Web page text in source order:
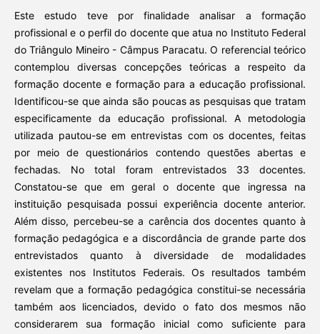
Este estudo teve por finalidade analisar a formação
profissional e o perfil do docente que atua no Instituto Federal
do Triângulo Mineiro - Câmpus Paracatu. O referencial teórico
contemplou diversas concepções teóricas a respeito da
formação docente e formação para a educação profissional.
Identificou-se que ainda são poucas as pesquisas que tratam
especificamente da educação profissional. A metodologia
utilizada pautou-se em entrevistas com os docentes, feitas
por meio de questionários contendo questões abertas e
fechadas. No total foram entrevistados 33 docentes.
Constatou-se que em geral o docente que ingressa na
instituição pesquisada possui experiência docente anterior.
Além disso, percebeu-se a carência dos docentes quanto à
formação pedagógica e a discordância de grande parte dos
entrevistados quanto à diversidade de modalidades
existentes nos Institutos Federais. Os resultados também
revelam que a formação pedagógica constitui-se necessária
também aos licenciados, devido o fato dos mesmos não
considerarem sua formação inicial como suficiente para